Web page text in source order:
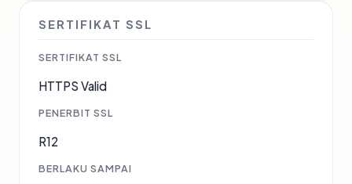
SERTIFIKAT SSL
SERTIFIKAT SSL
HTTPS Valid
PENERBIT SSL
R12
BERLAKU SAMPAI